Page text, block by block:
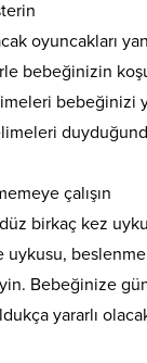
oyuncakları
bebeğinizin
bebeğinizi
çalışın
birkaç kez
uykusu,
Bebeğinize
yararlı